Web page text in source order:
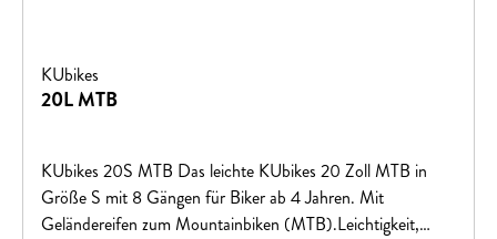
KUbikes
20L MTB
KUbikes 20S MTB Das leichte KUbikes 20 Zoll MTB in
Größe S mit 8 Gängen für Biker ab 4 Jahren. Mit
Geländereifen zum Mountainbiken (MTB).Leichtigkeit,